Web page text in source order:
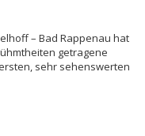
– Bad Rappenau hat
getragene
sehr sehenswerten